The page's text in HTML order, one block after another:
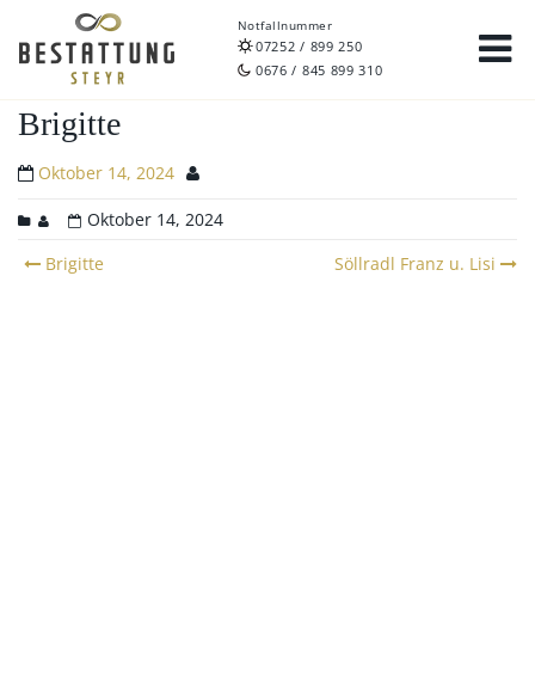
Notfallnummer
07252 / 899 250
0676 / 845 899 310
Brigitte
Oktober 14, 2024
Oktober 14, 2024
Post
Brigitte Söllradl Franz u. Lisi